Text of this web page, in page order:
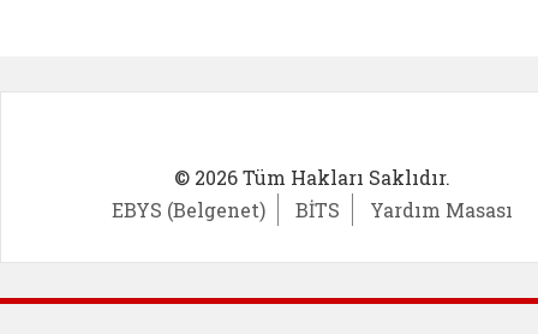
© 2026 Tüm Hakları Saklıdır.
EBYS (Belgenet)
BİTS Yardım Masası